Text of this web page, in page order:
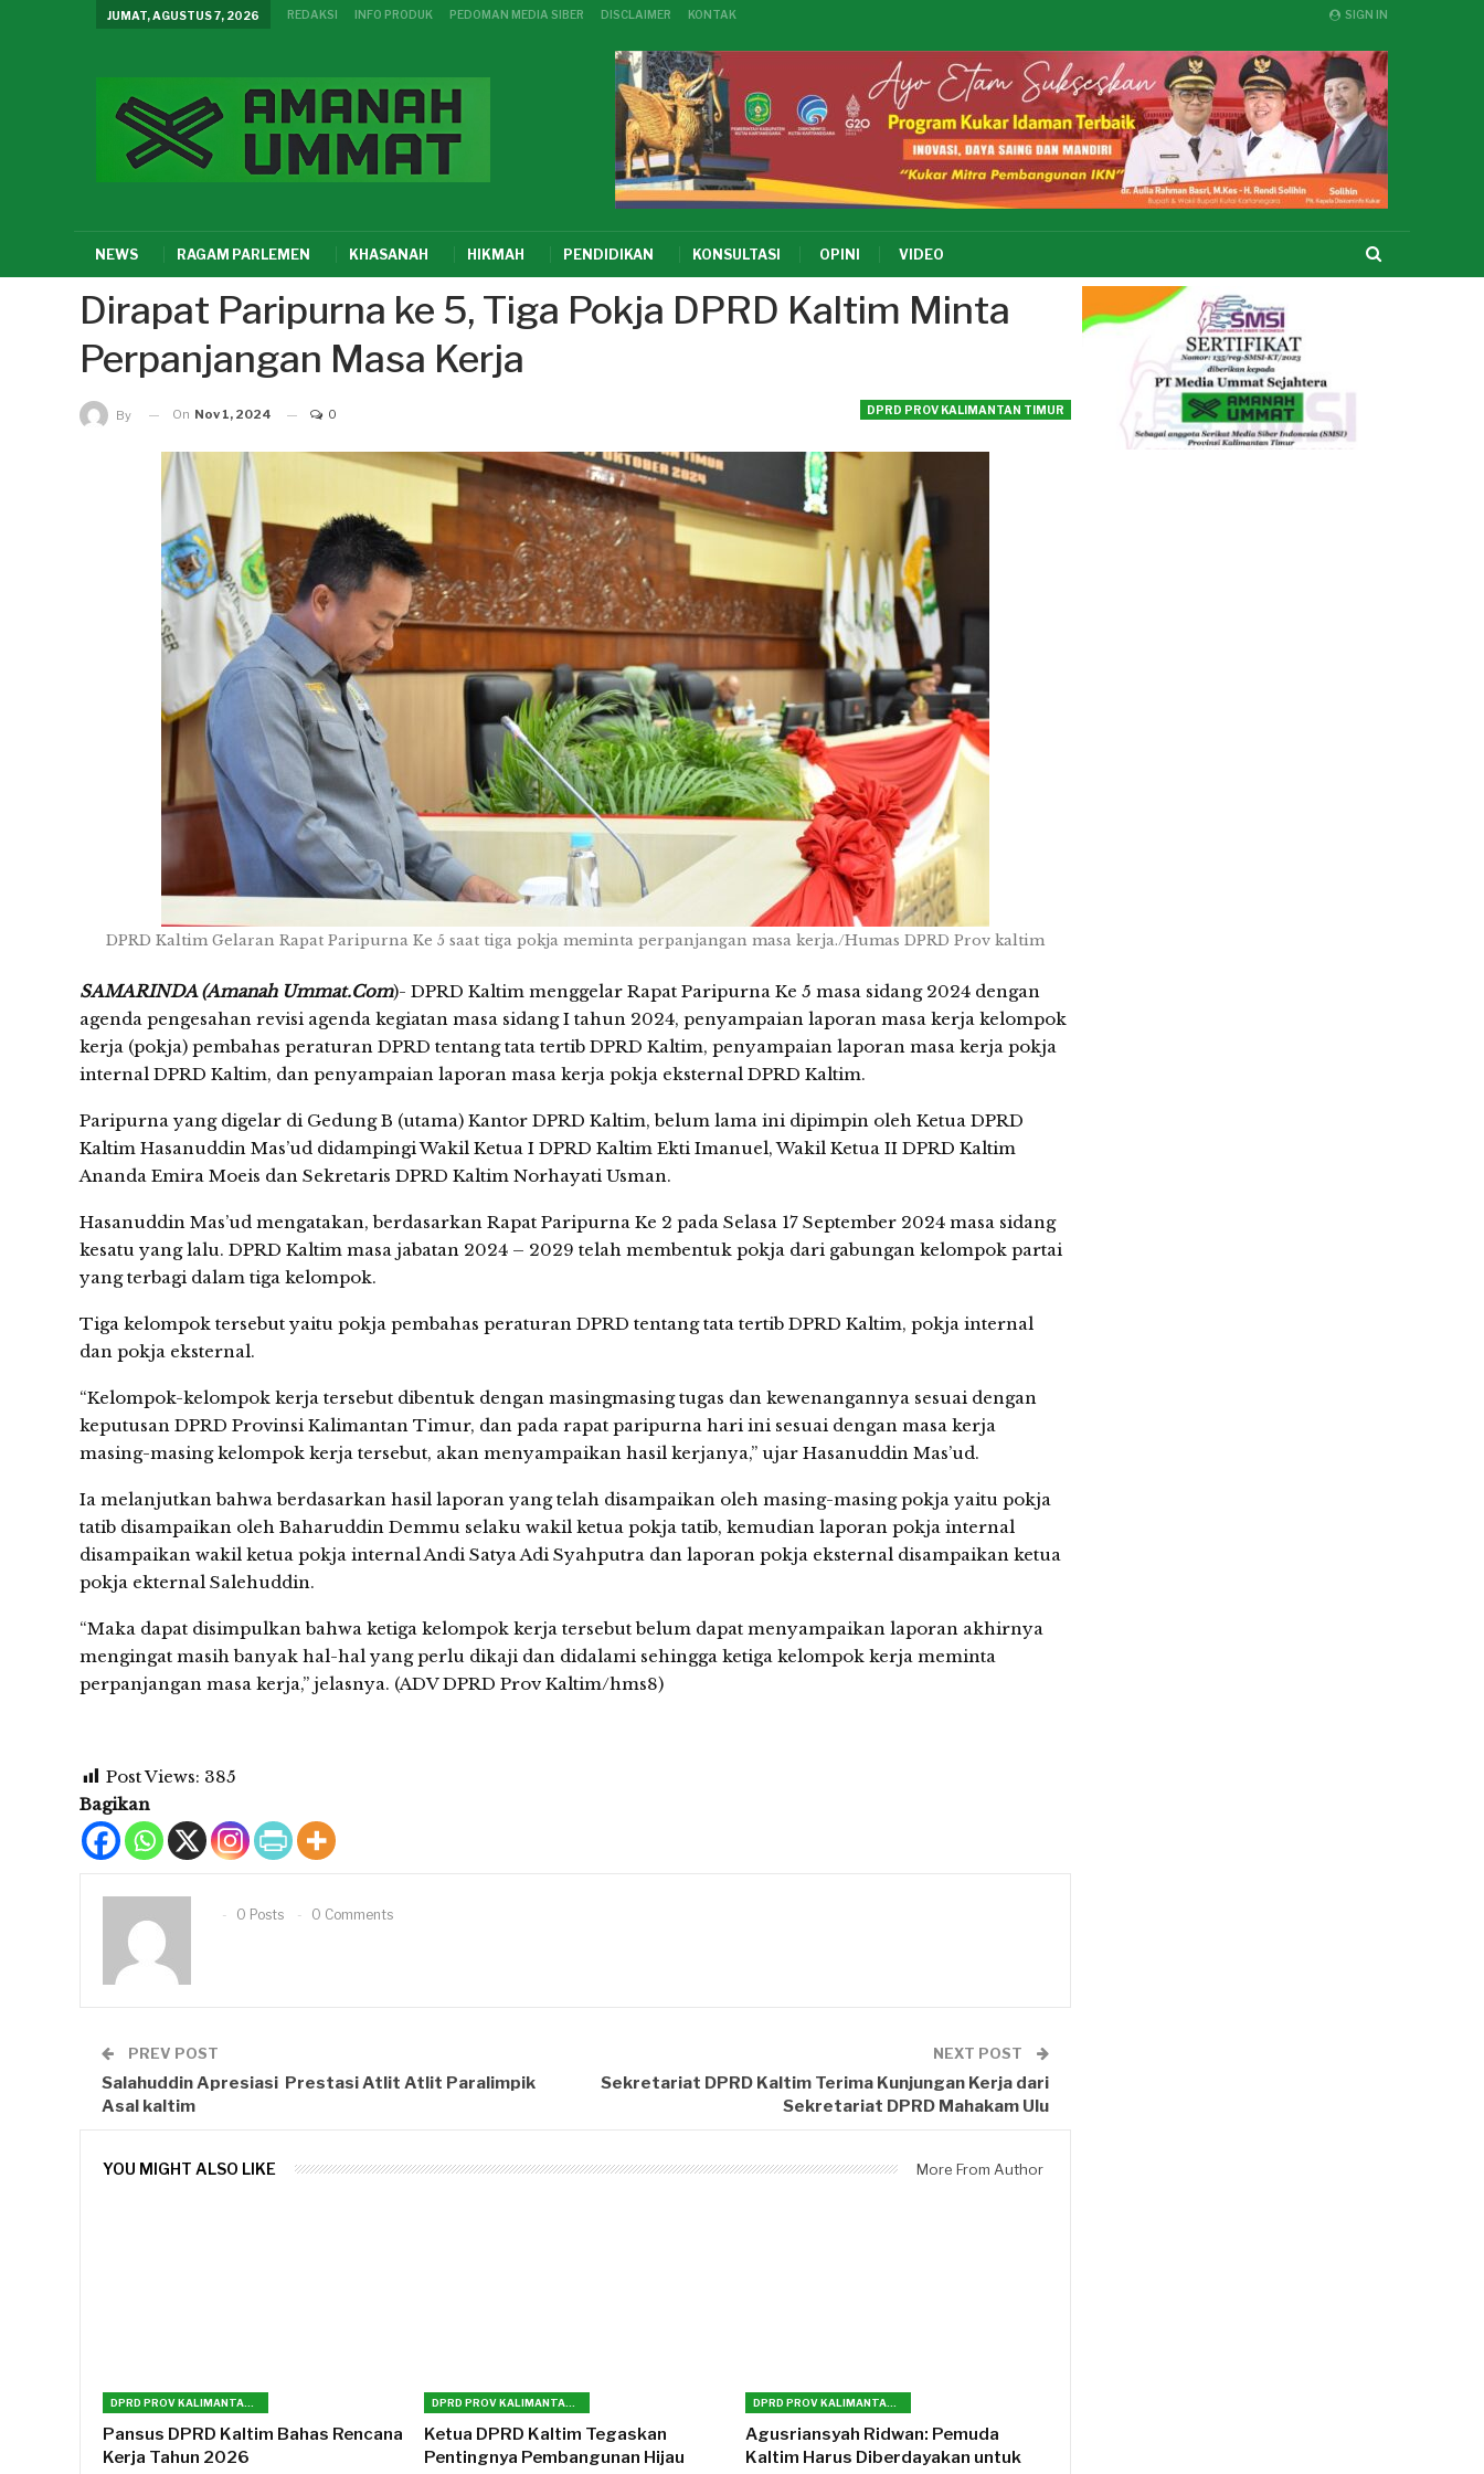
SIGN IN
JUMAT, AGUSTUS 7, 2026 REDAKSI INFO PRODUK PEDOMAN MEDIA SIBER DISCLAIMER KONTAK
NEWS RAGAM PARLEMEN KHASANAH HIKMAH PENDIDIKAN KONSULTASI OPINI VIDEO
Dirapat Paripurna ke 5, Tiga Pokja DPRD Kaltim Minta
Perpanjangan Masa Kerja
DPRD PROV KALIMANTAN TIMUR
By On Nov 1, 2024 0
DPRD Kaltim Gelaran Rapat Paripurna Ke 5 saat tiga pokja meminta perpanjangan masa kerja./Humas DPRD Prov kaltim
SAMARINDA (Amanah Ummat.Com)- DPRD Kaltim menggelar Rapat Paripurna Ke 5 masa sidang 2024 dengan
agenda pengesahan revisi agenda kegiatan masa sidang I tahun 2024, penyampaian laporan masa kerja kelompok
kerja (pokja) pembahas peraturan DPRD tentang tata tertib DPRD Kaltim, penyampaian laporan masa kerja pokja
internal DPRD Kaltim, dan penyampaian laporan masa kerja pokja eksternal DPRD Kaltim.
Paripurna yang digelar di Gedung B (utama) Kantor DPRD Kaltim, belum lama ini dipimpin oleh Ketua DPRD
Kaltim Hasanuddin Mas’ud didampingi Wakil Ketua I DPRD Kaltim Ekti Imanuel, Wakil Ketua II DPRD Kaltim
Ananda Emira Moeis dan Sekretaris DPRD Kaltim Norhayati Usman.
Hasanuddin Mas’ud mengatakan, berdasarkan Rapat Paripurna Ke 2 pada Selasa 17 September 2024 masa sidang
kesatu yang lalu. DPRD Kaltim masa jabatan 2024 – 2029 telah membentuk pokja dari gabungan kelompok partai
yang terbagi dalam tiga kelompok.
Tiga kelompok tersebut yaitu pokja pembahas peraturan DPRD tentang tata tertib DPRD Kaltim, pokja internal
dan pokja eksternal.
“Kelompok-kelompok kerja tersebut dibentuk dengan masingmasing tugas dan kewenangannya sesuai dengan
keputusan DPRD Provinsi Kalimantan Timur, dan pada rapat paripurna hari ini sesuai dengan masa kerja
masing-masing kelompok kerja tersebut, akan menyampaikan hasil kerjanya,” ujar Hasanuddin Mas’ud.
Ia melanjutkan bahwa berdasarkan hasil laporan yang telah disampaikan oleh masing-masing pokja yaitu pokja
tatib disampaikan oleh Baharuddin Demmu selaku wakil ketua pokja tatib, kemudian laporan pokja internal
disampaikan wakil ketua pokja internal Andi Satya Adi Syahputra dan laporan pokja eksternal disampaikan ketua
pokja ekternal Salehuddin.
“Maka dapat disimpulkan bahwa ketiga kelompok kerja tersebut belum dapat menyampaikan laporan akhirnya
mengingat masih banyak hal-hal yang perlu dikaji dan didalami sehingga ketiga kelompok kerja meminta
perpanjangan masa kerja,” jelasnya. (ADV DPRD Prov Kaltim/hms8)
Post Views: 385
Bagikan
0 Posts 0 Comments
PREV POST
Salahuddin Apresiasi Prestasi Atlit Atlit Paralimpik
Asal kaltim
NEXT POST
Sekretariat DPRD Kaltim Terima Kunjungan Kerja dari
Sekretariat DPRD Mahakam Ulu
YOU MIGHT ALSO LIKE More From Author
Pansus DPRD Kaltim Bahas Rencana
Kerja Tahun 2026
Ketua DPRD Kaltim Tegaskan
Pentingnya Pembangunan Hijau
Agusriansyah Ridwan: Pemuda
Kaltim Harus Diberdayakan untuk